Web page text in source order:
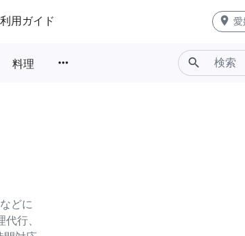
用ガイド place 愛
料理 more_horiz search
どに
行、